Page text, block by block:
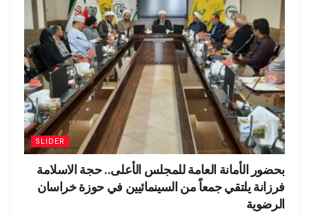
SLIDER
بحضور الأمانة العامة للمجلس الأعلى.. حجة الاسلامة
فرزانة يلتقي جمعاً من السينمائيين في حوزة خراسان
الرضوية